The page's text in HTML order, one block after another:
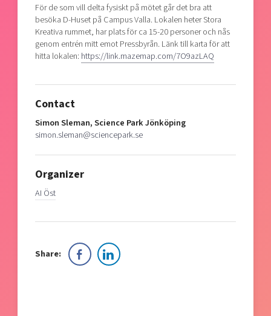
För de som vill delta fysiskt på mötet går det bra att
besöka D-Huset på Campus Valla. Lokalen heter Stora
Kreativa rummet, har plats för ca 15-20 personer och nås
genom entrén mitt emot Pressbyrån. Länk till karta för att
hitta lokalen: https://link.mazemap.com/7O9azLAQ
Contact
Simon Sleman, Science Park Jönköping
simon.sleman@sciencepark.se
Organizer
AI Öst
Share: